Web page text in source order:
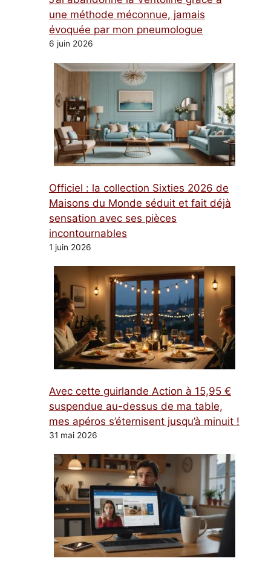
une méthode méconnue, jamais
évoquée par mon pneumologue
6 juin 2026
Officiel : la collection Sixties 2026 de
Maisons du Monde séduit et fait déjà
sensation avec ses pièces
incontournables
1 juin 2026
Avec cette guirlande Action à 15,95 €
suspendue au-dessus de ma table,
mes apéros s’éternisent jusqu’à minuit !
31 mai 2026